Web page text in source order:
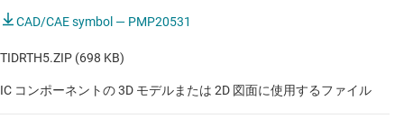
CAD/CAE symbol — PMP20531
TIDRTH5.ZIP (698 KB)
IC コンポーネントの 3D モデルまたは 2D 図面に使用するファイル